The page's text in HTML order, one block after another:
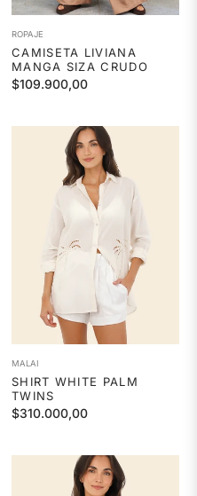
ROPAJE
CAMISETA LIVIANA
MANGA SIZA CRUDO
Precio
$109.900,00
MALAI
SHIRT WHITE PALM
TWINS
Precio
$310.000,00